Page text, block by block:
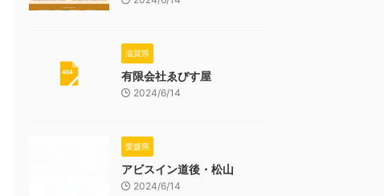
滋賀県
有限会社ゑびす屋
2024/6/14
愛媛県
アビスイン道後・松山
2024/6/14